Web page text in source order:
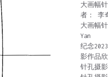
大画幅
者： 李
大画幅
Yan
纪念
影作品
针孔摄